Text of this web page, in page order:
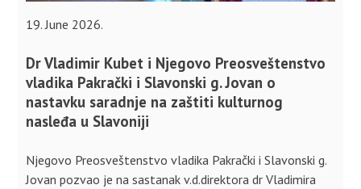
19. June 2026.
Dr Vladimir Kubet i Njegovo Preosveštenstvo
vladika Pakrački i Slavonski g. Jovan o
nastavku saradnje na zaštiti kulturnog
nasleđa u Slavoniji
Njegovo Preosveštenstvo vladika Pakrački i Slavonski g.
Jovan pozvao je na sastanak v.d.direktora dr Vladimira